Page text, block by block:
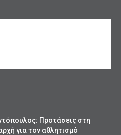
Προτάσεις στη
για τον αθλητισμό